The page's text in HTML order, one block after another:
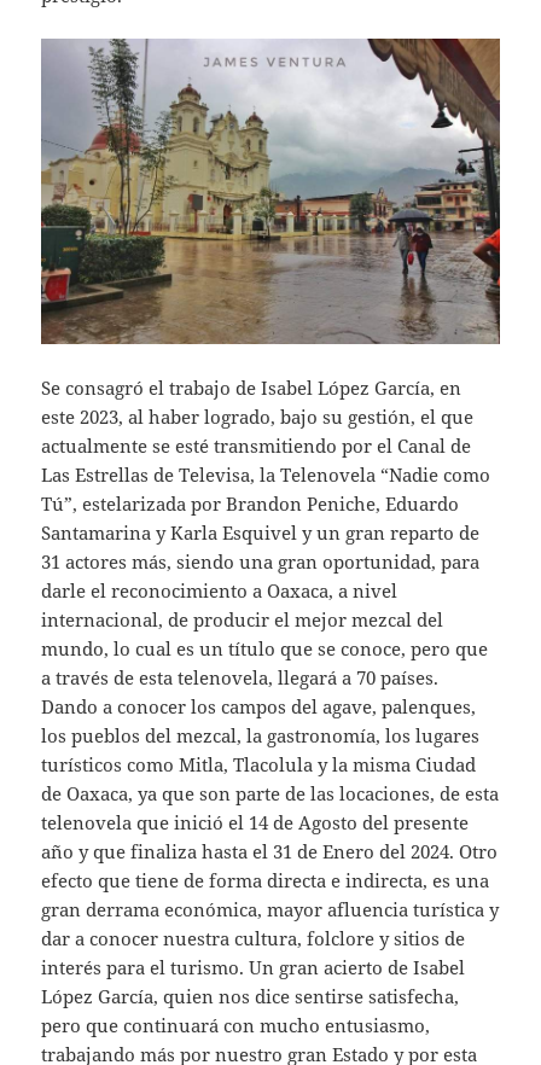
Se consagró el trabajo de Isabel López García, en
este 2023, al haber logrado, bajo su gestión, el que
actualmente se esté transmitiendo por el Canal de
Las Estrellas de Televisa, la Telenovela “Nadie como
Tú”, estelarizada por Brandon Peniche, Eduardo
Santamarina y Karla Esquivel y un gran reparto de
31 actores más, siendo una gran oportunidad, para
darle el reconocimiento a Oaxaca, a nivel
internacional, de producir el mejor mezcal del
mundo, lo cual es un título que se conoce, pero que
a través de esta telenovela, llegará a 70 países.
Dando a conocer los campos del agave, palenques,
los pueblos del mezcal, la gastronomía, los lugares
turísticos como Mitla, Tlacolula y la misma Ciudad
de Oaxaca, ya que son parte de las locaciones, de esta
telenovela que inició el 14 de Agosto del presente
año y que finaliza hasta el 31 de Enero del 2024. Otro
efecto que tiene de forma directa e indirecta, es una
gran derrama económica, mayor afluencia turística y
dar a conocer nuestra cultura, folclore y sitios de
interés para el turismo. Un gran acierto de Isabel
López García, quien nos dice sentirse satisfecha,
pero que continuará con mucho entusiasmo,
trabajando más por nuestro gran Estado y por esta